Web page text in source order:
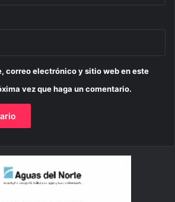
correo electrónico y sitio web en este
vez que haga un comentario.